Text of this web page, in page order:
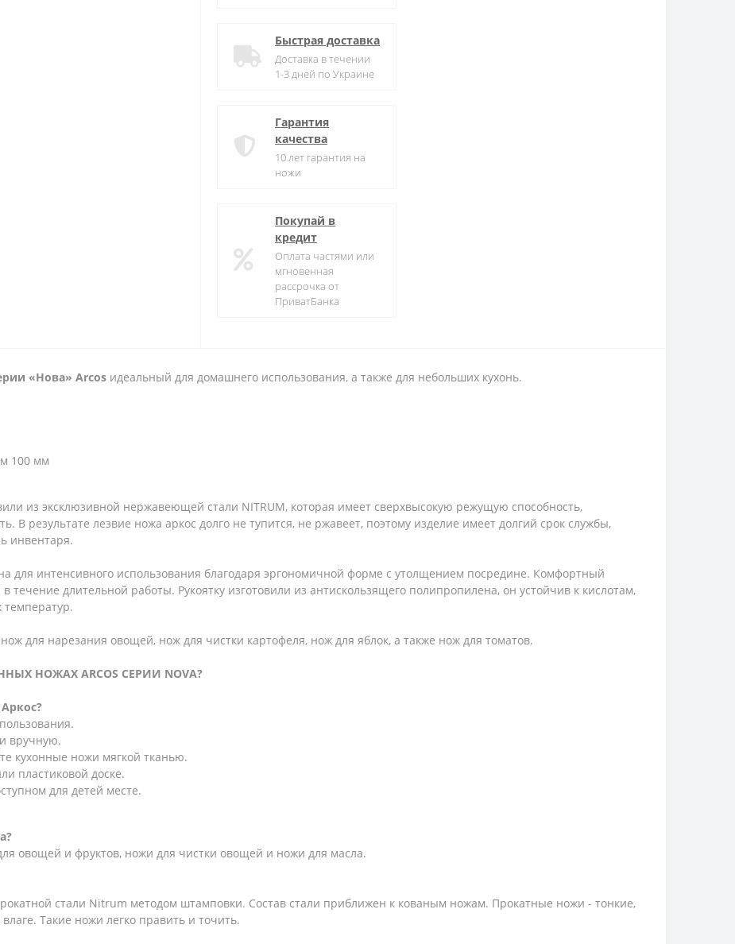
Быстрая доставка
Доставка в течении
1-3 дней по Украине
Гарантия
качества
10 лет гарантия на
ножи
Покупай в
кредит
Оплата частями или
мгновенная
рассрочка от
ПриватБанка
«Нова» Arcos идеальный для домашнего использования, а также для небольших кухонь.
100 мм
из эксклюзивной нержавеющей стали NITRUM, которая имеет сверхвысокую режущую способность,
В результате лезвие ножа аркос долго не тупится, не ржавеет, поэтому изделие имеет долгий срок службы,
инвентаря.
для интенсивного использования благодаря эргономичной форме с утолщением посредине. Комфортный
течение длительной работы. Рукоятку изготовили из антискользящего полипропилена, он устойчив к кислотам,
для нарезания овощей, нож для чистки картофеля, нож для яблок, а также нож для томатов.
НОЖАХ ARCOS СЕРИИ NOVA?
вручную.
кухонные ножи мягкой тканью.
пластиковой доске.
для детей месте.
овощей и фруктов, ножи для чистки овощей и ножи для масла.
стали Nitrum методом штамповки. Состав стали приближен к кованым ножам. Прокатные ножи - тонкие,
Такие ножи легко править и точить.